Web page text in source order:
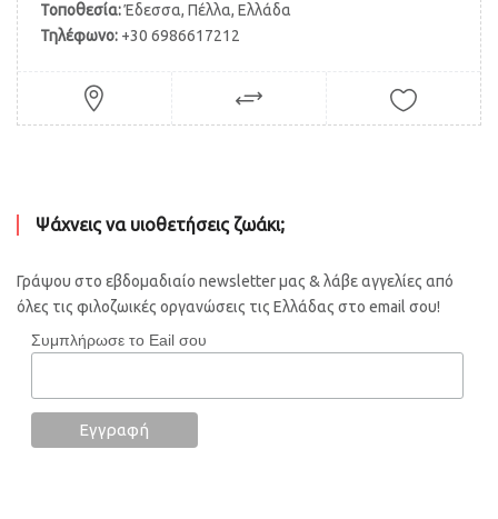
Τοποθεσία:Έδεσσα, Πέλλα, Ελλάδα
Τηλέφωνο: +30 6986617212
Ψάχνεις να υιοθετήσεις ζωάκι;
Γράψου στο εβδομαδιαίο newsletter μας & λάβε αγγελίες από
όλες τις φιλοζωικές οργανώσεις τις Ελλάδας στο email σου!
Συμπλήρωσε το Eail σου